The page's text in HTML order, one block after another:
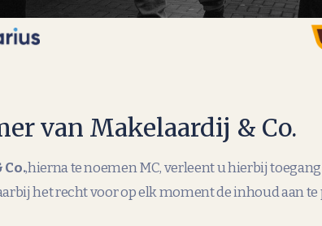
van Makelaardij & Co.
,hierna te noemen MC, verleent u hierbij
het recht voor op elk moment de inhoud aan